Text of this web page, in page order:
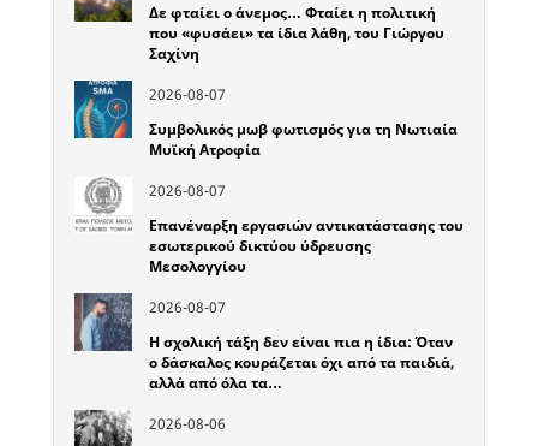
Δε φταίει ο άνεμος… Φταίει η πολιτική
που «φυσάει» τα ίδια λάθη, του Γιώργου
Σαχίνη
2026-08-07
Συμβολικός μωβ φωτισμός για τη Νωτιαία
Μυϊκή Ατροφία
2026-08-07
Επανέναρξη εργασιών αντικατάστασης του
εσωτερικού δικτύου ύδρευσης
Μεσολογγίου
2026-08-07
Η σχολική τάξη δεν είναι πια η ίδια: Όταν
ο δάσκαλος κουράζεται όχι από τα παιδιά,
αλλά από όλα τα…
2026-08-06